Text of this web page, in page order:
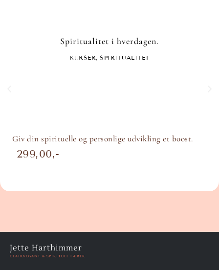
Spiritualitet i hverdagen.
KURSER ,SPIRITUALITET
Giv din spirituelle og personlige udvikling et boost.
299,00
Jette Harthimmer
CLAIRVOYANT & SPIRITUEL LÆRER